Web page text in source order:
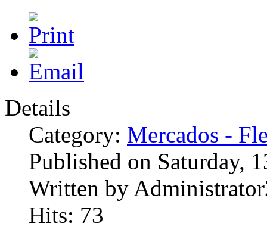
Details
Category: Mercados -
Published on Saturday,
Written by
Hits: 73